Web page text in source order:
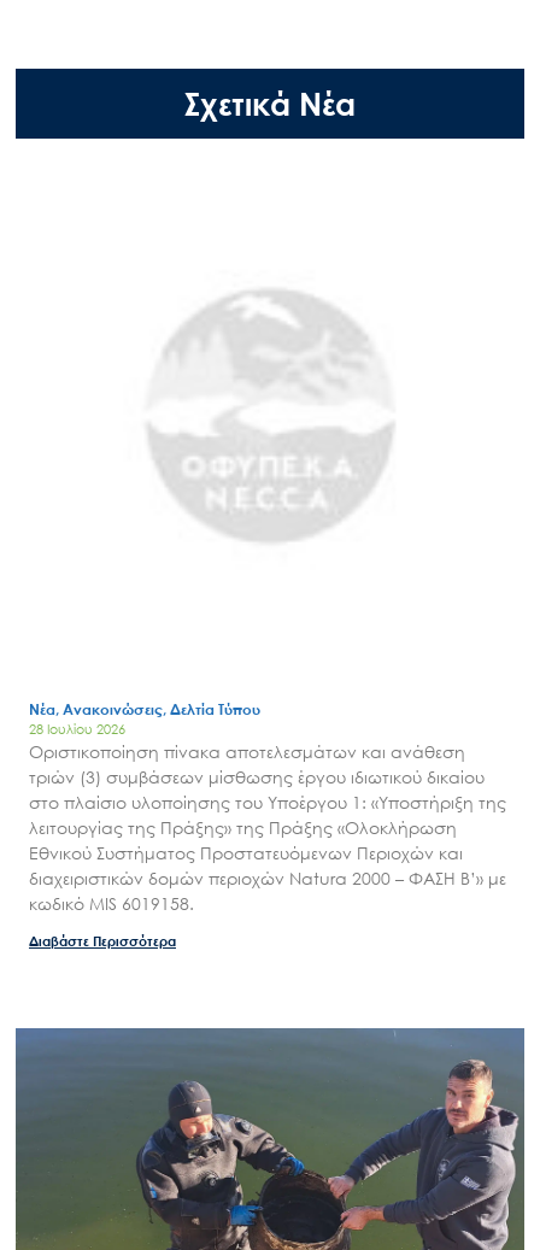
Εισιτήρια
Επικοινωνία
Σχετικά Νέα
Νέα, Ανακοινώσεις, Δελτία Τύπου
28 Ιουλίου 2026
Οριστικοποίηση πίνακα αποτελεσμάτων και ανάθεση
τριών (3) συμβάσεων μίσθωσης έργου ιδιωτικού δικαίου
στο πλαίσιο υλοποίησης του Υποέργου 1: «Υποστήριξη της
λειτουργίας της Πράξης» της Πράξης «Ολοκλήρωση
Εθνικού Συστήματος Προστατευόμενων Περιοχών και
διαχειριστικών δομών περιοχών Natura 2000 – ΦΑΣΗ Β’» με
κωδικό MIS 6019158.
Διαβάστε Περισσότερα